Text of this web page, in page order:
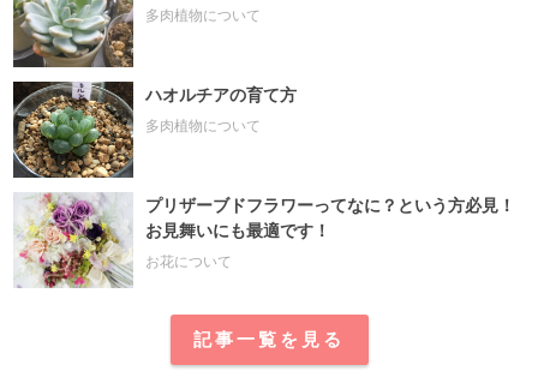
多肉植物について
ハオルチアの育て方
多肉植物について
プリザーブドフラワーってなに？という方必見！
お見舞いにも最適です！
お花について
記事一覧を見る